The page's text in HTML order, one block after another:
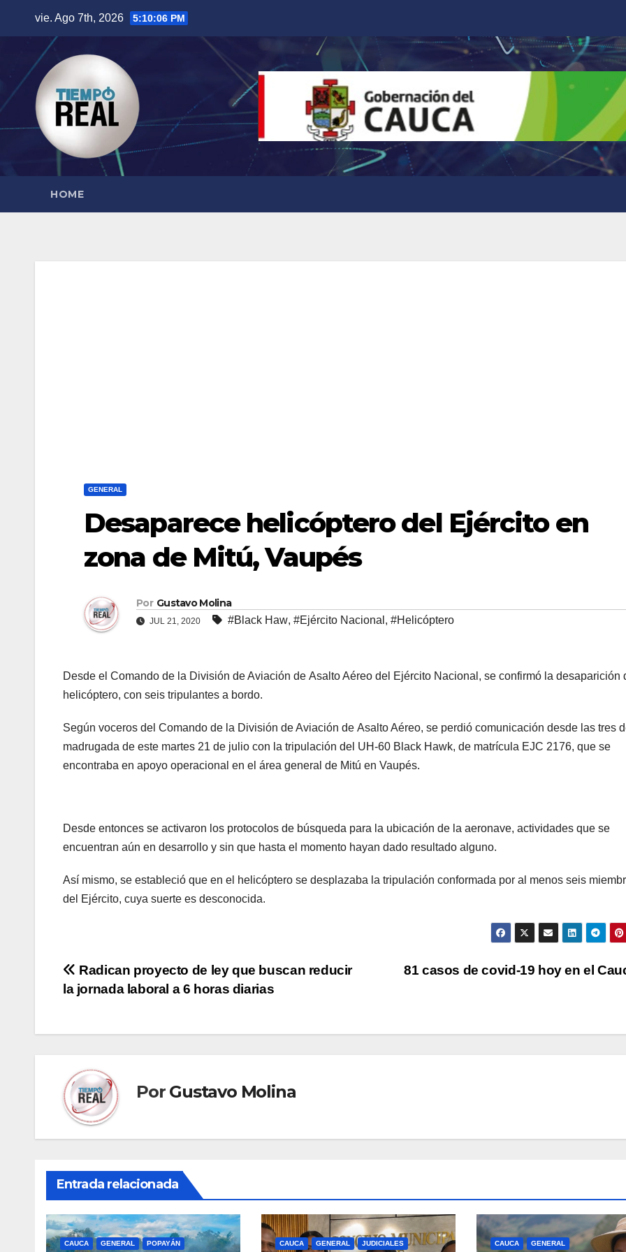
contenido
vie. Ago 7th, 2026 5:10:07 PM
HOME
GENERAL
Desaparece helicóptero del Ejército en
zona de Mitú, Vaupés
Por Gustavo Molina
JUL 21, 2020 #Black Haw, #Ejército Nacional , #Helicóptero
Desde el Comando de la División de Aviación de Asalto Aéreo del Ejército Nacional, se confirmó la desaparición
helicóptero, con seis tripulantes a bordo.
Según voceros del Comando de la División de Aviación de Asalto Aéreo, se perdió comunicación desde las tres
madrugada de este martes 21 de julio con la tripulación del UH-60 Black Hawk, de matrícula EJC 2176, que se
encontraba en apoyo operacional en el área general de Mitú en Vaupés.
Desde entonces se activaron los protocolos de búsqueda para la ubicación de la aeronave, actividades que se
encuentran aún en desarrollo y sin que hasta el momento hayan dado resultado alguno.
Así mismo, se estableció que en el helicóptero se desplazaba la tripulación conformada por al menos seis
del Ejército, cuya suerte es desconocida.
Navegación
de
entradas
81 casos de covid-19 hoy en el
Radican proyecto de ley que buscan reducir
la jornada laboral a 6 horas diarias
Por Gustavo Molina
Entrada relacionada
CAUCA GENERAL POPAYÁN CAUCA GENERAL JUDICIALES CAUCA GENERAL